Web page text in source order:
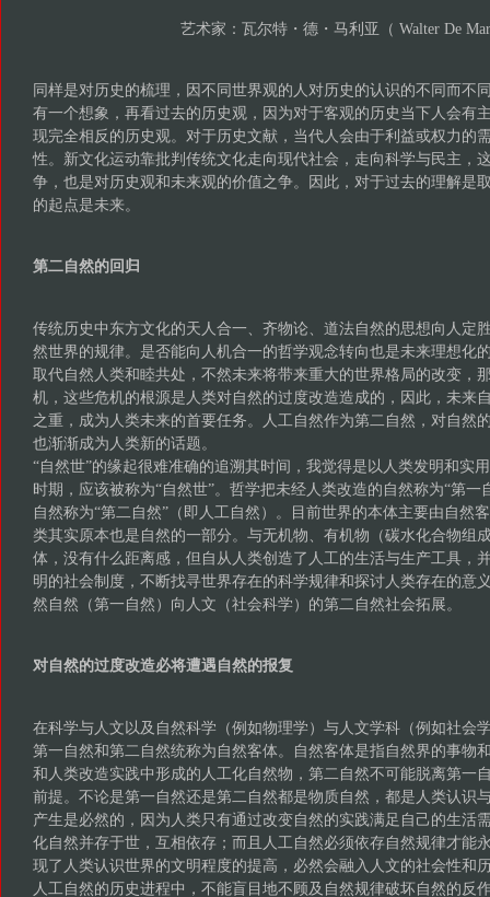
艺术家：瓦尔特・德・马利亚（ Walter De
同样是对历史的梳理，因不同世界观的人对历史的认识的不同而不
有一个想象，再看过去的历史观，因为对于客观的历史当下人会有
现完全相反的历史观。对于历史文献，当代人会由于利益或权力的
性。新文化运动靠批判传统文化走向现代社会，走向科学与民主，
争，也是对历史观和未来观的价值之争。因此，对于过去的理解是
的起点是未来。
第二自然的回归
传统历史中东方文化的天人合一、齐物论、道法自然的思想向人定
然世界的规律。是否能向人机合一的哲学观念转向也是未来理想化
取代自然人类和睦共处，不然未来将带来重大的世界格局的改变，
机，这些危机的根源是人类对自然的过度改造造成的，因此，未来
之重，成为人类未来的首要任务。人工自然作为第二自然，对自然
也渐渐成为人类新的话题。
“自然世”的缘起很难准确的追溯其时间，我觉得是以人类发明和实
时期，应该被称为“自然世”。哲学把未经人类改造的自然称为“第一
自然称为“第二自然”（即人工自然）。目前世界的本体主要由自然
类其实原本也是自然的一部分。与无机物、有机物（碳水化合物组
体，没有什么距离感，但自从人类创造了人工的生活与生产工具，
明的社会制度，不断找寻世界存在的科学规律和探讨人类存在的意
然自然（第一自然）向人文（社会科学）的第二自然社会拓展。
对自然的过度改造必将遭遇自然的报复
在科学与人文以及自然科学（例如物理学）与人文学科（例如社会
第一自然和第二自然统称为自然客体。自然客体是指自然界的事物
和人类改造实践中形成的人工化自然物，第二自然不可能脱离第一
前提。不论是第一自然还是第二自然都是物质自然，都是人类认识
产生是必然的，因为人类只有通过改变自然的实践满足自己的生活
化自然并存于世，互相依存；而且人工自然必须依存自然规律才能
现了人类认识世界的文明程度的提高，必然会融入人文的社会性和
人工自然的历史进程中，不能盲目地不顾及自然规律破坏自然的反